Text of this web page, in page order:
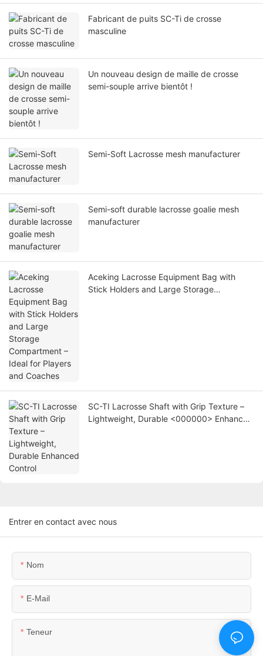
Fabricant de puits SC-Ti de crosse
masculine
Un nouveau design de maille de crosse
semi-souple arrive bientôt !
Semi-Soft Lacrosse mesh manufacturer
Semi-soft durable lacrosse goalie mesh
manufacturer
Aceking Lacrosse Equipment Bag with
Stick Holders and Large Storage
SC-TI Lacrosse Shaft with Grip Texture –
Lightweight, Durable <000000> Enhanced
Entrer en contact avec nous
Nom
E-Mail
Teneur